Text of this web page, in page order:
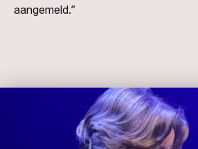
aangemeld.”